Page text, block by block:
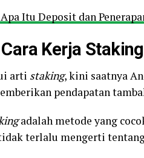
Itu Deposit dan
Kerja
arti staking, kini saatnya
pendapatan
adalah metode yang
terlalu mengerti